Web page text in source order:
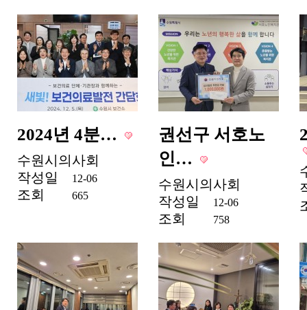
2024년 4분…
수원시의사회
작성일
12-06
조회 665
권선구 서호노
인…
수원시의사회
작성일
12-06
조회 758